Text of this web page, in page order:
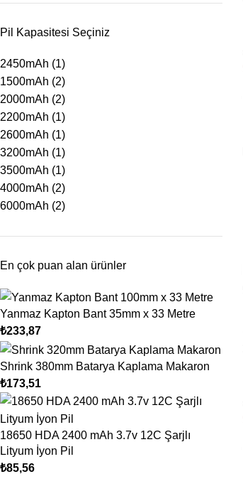
Pil Kapasitesi Seçiniz
2450mAh (1)
1500mAh (2)
2000mAh (2)
2200mAh (1)
2600mAh (1)
3200mAh (1)
3500mAh (1)
4000mAh (2)
6000mAh (2)
En çok puan alan ürünler
Yanmaz Kapton Bant 35mm x 33 Metre
₺233,87
Shrink 380mm Batarya Kaplama Makaron
₺173,51
18650 HDA 2400 mAh 3.7v 12C Şarjlı
Lityum İyon Pil
₺85,56